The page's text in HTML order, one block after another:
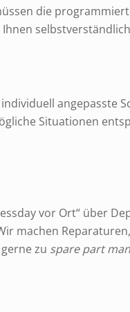
die
angepasste
Situationen
vor Ort“ über
machen
zu spare part